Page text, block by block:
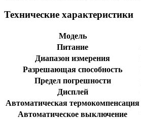
Технические характеристики
Модель
Питание
Диапазон измерения
Разрешающая способность
Предел погрешности
Дисплей
Автоматическая термокомпенсация
Автоматическое выключение